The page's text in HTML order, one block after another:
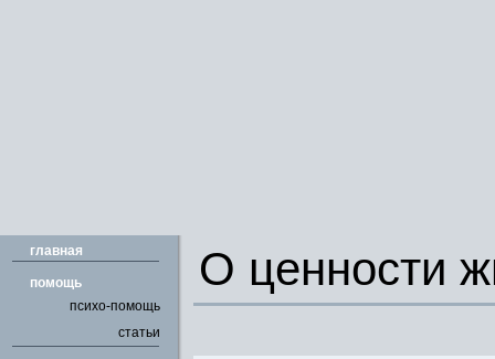
главная
помощь
психо-помощь
статьи
О ценности